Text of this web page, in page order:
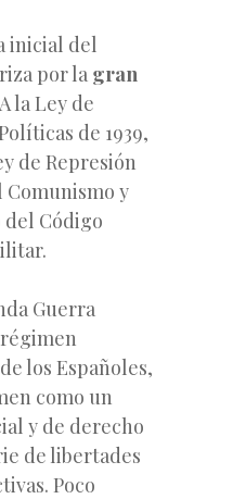
inicial del
por la gran
laLey de
de 1939,
de Represión
Comunismo y
Código
Guerra
los Españoles,
como un
y de derecho
de libertades
Poco